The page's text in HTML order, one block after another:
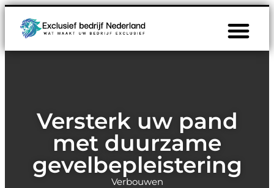
Versterk uw pand
met duurzame
gevelbepleistering
Verbouwen